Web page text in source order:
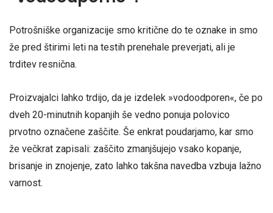
Potrošniške organizacije smo kritične do te oznake in smo
že pred štirimi leti na testih prenehale preverjati, ali je
trditev resnična.
Proizvajalci lahko trdijo, da je izdelek »vodoodporen«, če po
dveh 20-minutnih kopanjih še vedno ponuja polovico
prvotno označene zaščite. Še enkrat poudarjamo, kar smo
že večkrat zapisali: zaščito zmanjšujejo vsako kopanje,
brisanje in znojenje, zato lahko takšna navedba vzbuja lažno
varnost.